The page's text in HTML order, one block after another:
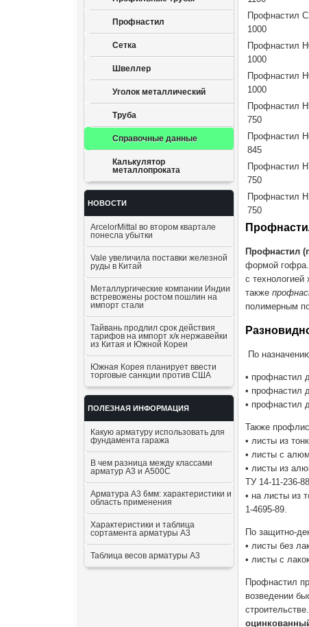
Профнастил
Сетка
Швеллер
Уголок металлический
Труба
Справочные данные
Калькулятор
металлопроката
НОВОСТИ
ArcelorMittal во втором квартале
понесла убытки
Vale увеличила поставки железной
руды в Китай
Металлургические компании Индии
встревожены ростом пошлин на
импорт стали
Тайвань продлил срок действия
тарифов на импорт х/к нержавейки
из Китая и Южной Кореи
Южная Корея планирует ввести
торговые санкции против США
ПОЛЕЗНАЯ ИНФОРМАЦИЯ
Какую арматуру использовать для
фундамента гаража
В чем разница между классами
арматур А3 и А500С
Арматура А3 6мм: характеристики и
область применения
Характеристики и таблица
сортамента арматуры А3
Таблица весов арматуры А3
Профнастил
1000
Профнастил
1000
Профнастил
1000
Профнастил
750
Профнастил
845
Профнастил
750
Профнастил
750
Профнастил
формой гофра.
с технологией
также
полимерным
По
• профнастил
• профнастил
• профнастил
Также
• листы из
• листы с
• листы из
ТУ 14-11-236-
• на листы из
1-4695-89.
По защитно-
• листы без
• листы с
Профнастил
возведении